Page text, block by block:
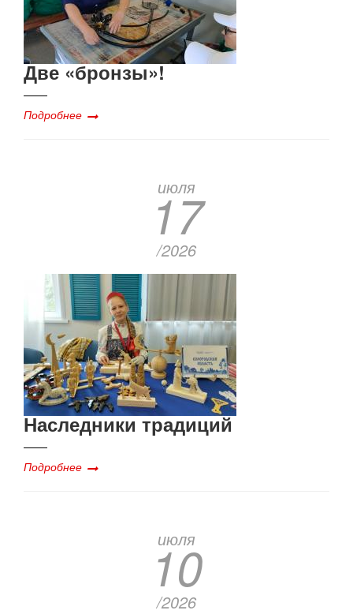
Две «бронзы»!
Подробнее
июля
17
/2026
Наследники традиций
Подробнее
июля
10
/2026